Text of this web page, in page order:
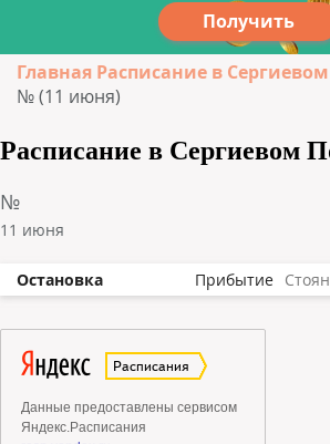
Получить
Главная Расписание в
№ (11 июня)
Расписание в Сергиевом
№
11 июня
Остановка Прибытие